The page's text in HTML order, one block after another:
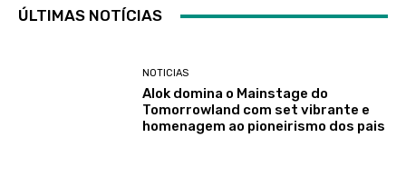
ÚLTIMAS NOTÍCIAS
NOTICIAS
Alok domina o Mainstage do
Tomorrowland com set vibrante e
homenagem ao pioneirismo dos pais